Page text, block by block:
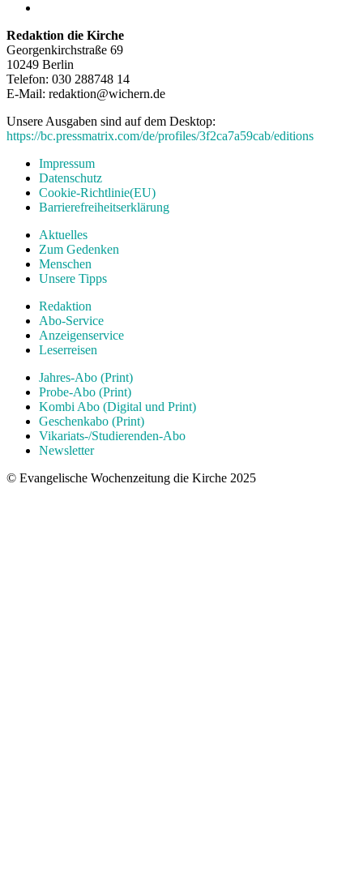
Redaktion die Kirche
Georgenkirchstraße 69
10249 Berlin
Telefon: 030 288748 14
E-Mail: redaktion@wichern.de
Unsere Ausgaben sind auf dem Desktop:
https://bc.pressmatrix.com/de/profiles/3f2ca7a59cab/editions
Impressum
Datenschutz
Cookie-Richtlinie(EU)
Barrierefreiheitserklärung
Aktuelles
Zum Gedenken
Menschen
Unsere Tipps
Redaktion
Abo-Service
Anzeigenservice
Leserreisen
Jahres-Abo (Print)
Probe-Abo (Print)
Kombi Abo (Digital und Print)
Geschenkabo (Print)
Vikariats-/Studierenden-Abo
Newsletter
© Evangelische Wochenzeitung die Kirche 2025